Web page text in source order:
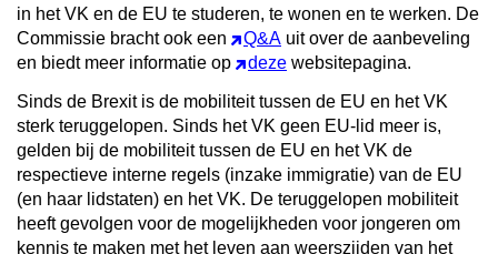
in het VK en de EU te studeren, te wonen en te werken. De
Commissie bracht ook een
Q&A uit over de aanbeveling
en biedt meer informatie op
deze websitepagina.
Sinds de Brexit is de mobiliteit tussen de EU en het VK
sterk teruggelopen. Sinds het VK geen EU-lid meer is,
gelden bij de mobiliteit tussen de EU en het VK de
respectieve interne regels (inzake immigratie) van de EU
(en haar lidstaten) en het VK. De teruggelopen mobiliteit
heeft gevolgen voor de mogelijkheden voor jongeren om
kennis te maken met het leven aan weerszijden van het